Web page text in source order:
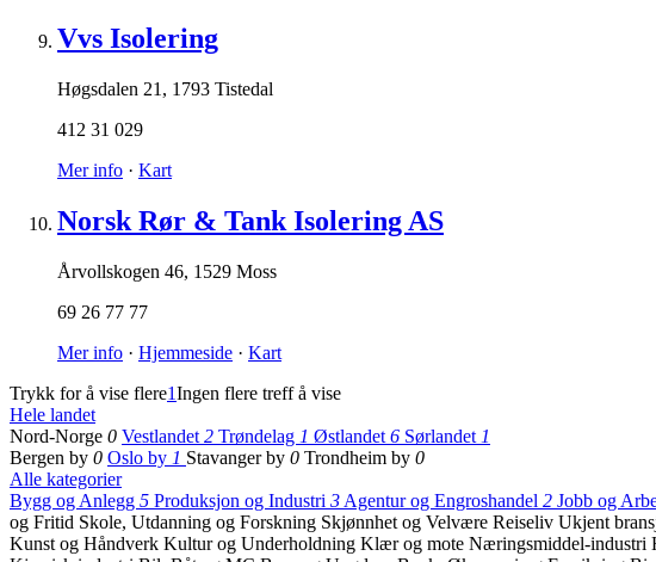
Vvs Isolering
Høgsdalen 21 , 1793 Tistedal
412 31 029
Mer info · Kart
Norsk Rør & Tank Isolering AS
Årvollskogen 46, 1529 Moss
69 26 77 77
Mer info · Hjemmeside · Kart
Trykk for å vise flere1Ingen flere treff å vise
Hele landet
Nord-Norge 0 Vestlandet 2 Trøndelag 1 Østlandet 6 Sørlandet 1
Bergen by 0 Oslo by 1 Stavanger by 0 Trondheim by 0
Alle kategorier
Bygg og Anlegg 5 Produksjon og Industri 3 Agentur og Engroshandel 2 Jobb og
og Fritid Skole, Utdanning og Forskning Skjønnhet og Velvære Reiseliv Ukjent
Kunst og Håndverk Kultur og Underholdning Klær og mote Næringsmiddel-industri